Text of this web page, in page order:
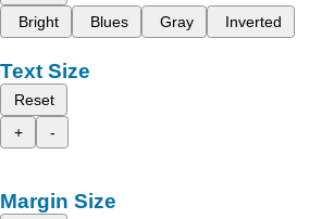
Bright
Blues Gray Inverted
Text Size
Reset
+
-
Margin Size